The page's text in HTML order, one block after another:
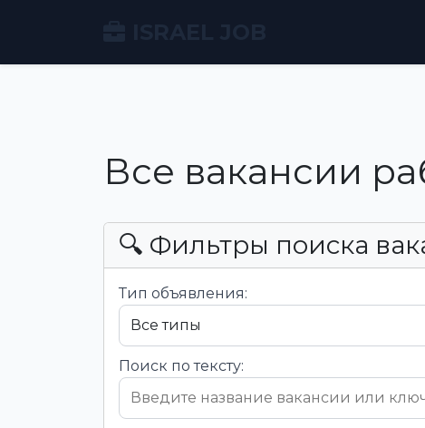
Все вакансии
🔍 Фильтры поиска
Тип объявления:
Поиск по тексту: